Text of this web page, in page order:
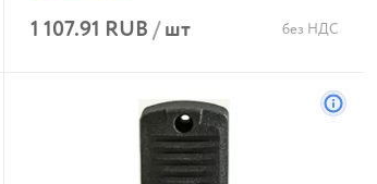
В корзину
1 107.91 RUB/шт без НДС